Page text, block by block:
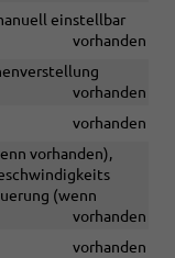
einstellbar
vorhanden
vorhanden
vorhanden
vorhanden),
(wenn
vorhanden
vorhanden